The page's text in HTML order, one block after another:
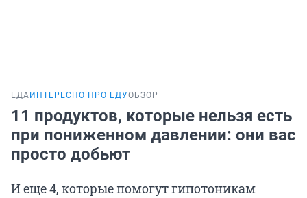
ЕДА ИНТЕРЕСНО ПРО ЕДУОБЗОР
11 продуктов, которые нельзя есть
при пониженном давлении: они вас
просто добьют
И еще 4, которые помогут гипотоникам